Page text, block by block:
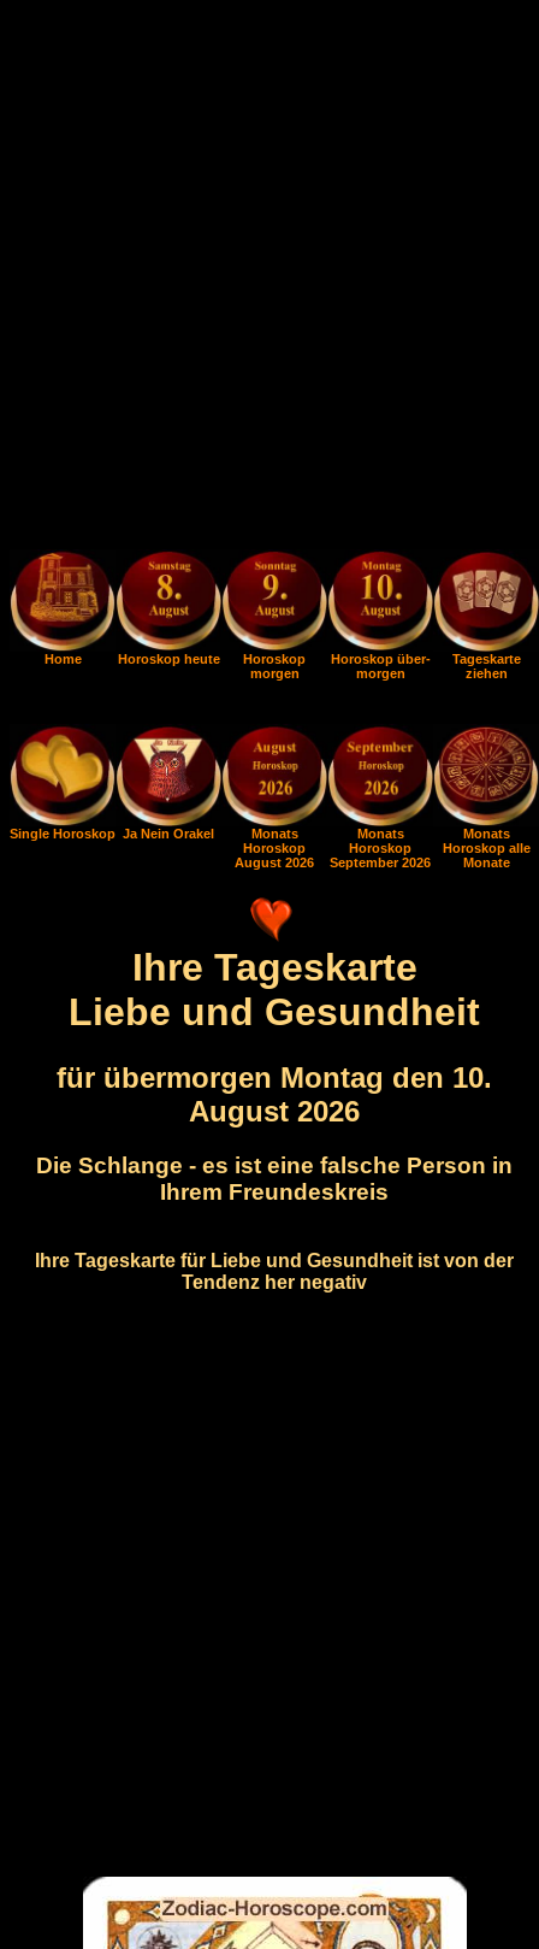
Home Horoskop heute
Horoskop
morgen
Horoskop über-
morgen
Tageskarte
ziehen
Single Horoskop Ja Nein Orakel
Monats
Horoskop
August 2026
Monats
Horoskop
September 2026
Monats
Horoskop alle
Monate
Ihre Tageskarte
Liebe und Gesundheit
für übermorgen Montag den 10.
August 2026
Die Schlange - es ist eine falsche Person in
Ihrem Freundeskreis
Ihre Tageskarte für Liebe und Gesundheit ist von der
Tendenz her negativ